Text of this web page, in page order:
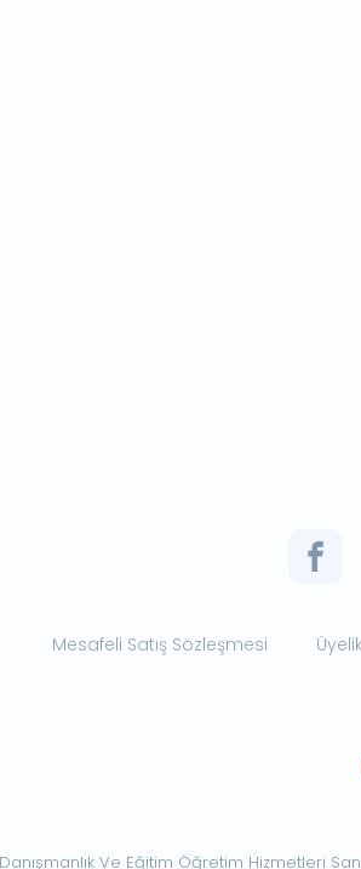
Mesafeli Satış Sözleşmesi
Danışmanlık Ve Eğitim Öğretim Hizmetleri